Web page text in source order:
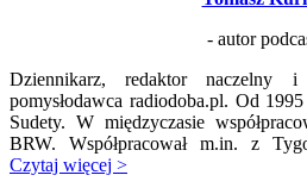
- autor
Dziennikarz, redaktor naczelny
pomysłodawca radiodoba.pl. Od
Sudety. W międzyczasie
BRW. Współpracował m.in. z
Czytaj więcej >